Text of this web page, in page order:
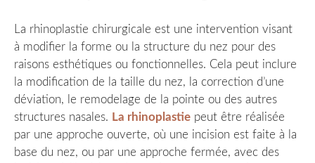
La rhinoplastie chirurgicale est une intervention visant
à modifier la forme ou la structure du nez pour des
raisons esthétiques ou fonctionnelles. Cela peut inclure
la modification de la taille du nez, la correction d’une
déviation, le remodelage de la pointe ou des autres
structures nasales. La rhinoplastie peut être réalisée
par une approche ouverte, où une incision est faite à la
base du nez, ou par une approche fermée, avec des